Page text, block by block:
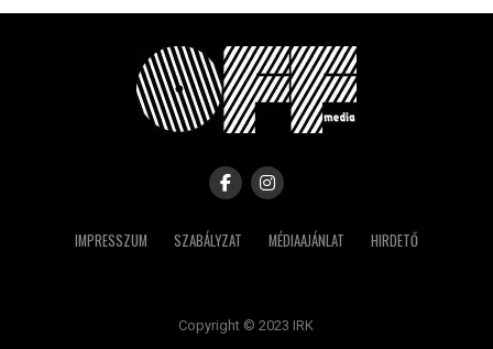
IMPRESSZUM SZABÁLYZAT MÉDIAAJÁNLAT HIRDETŐ
Copyright © 2023 IRK